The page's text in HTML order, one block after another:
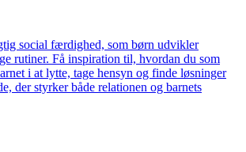
social færdighed, som børn udvikler
rutiner. Få inspiration til, hvordan du som
i at lytte, tage hensyn og finde løsninger
der styrker både relationen og barnets